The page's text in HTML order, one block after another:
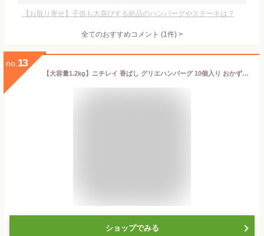
【お取り寄せ】子供も大喜びする絶品のハンバーグやステーキは？
全てのおすすめコメント (1件) >
no. 13
【大容量1.2kg】ニチレイ 香ばし グリエハンバーグ 10個入り おかず 弁当 惣菜 食品 冷凍 コストコ 大容量 お得 便利 賞味期限 時短 お弁当 120 口コミ 業務用 レンジ 香ばしグリエハンバーグ レンジ 冷凍ハンバーグ 煮込み 電子レンジ 人気 ハンバーグ【Costco コストコ】
ショップでみる